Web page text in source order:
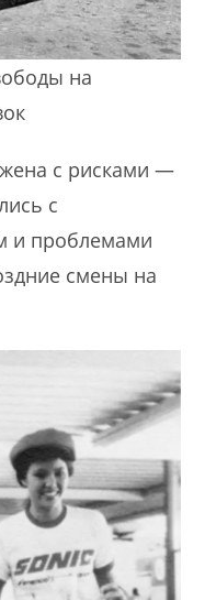
на
с рисками —
с
и проблемами
смены на